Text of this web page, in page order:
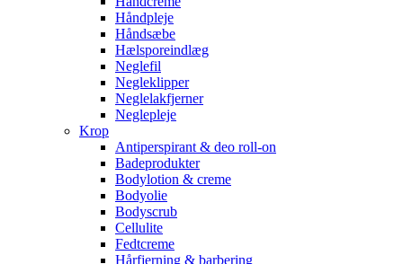
Håndpleje
Håndsæbe
Hælsporeindlæg
Neglefil
Negleklipper
Neglelakfjerner
Neglepleje
Krop
Antiperspirant & deo roll-on
Badeprodukter
Bodylotion & creme
Bodyolie
Bodyscrub
Cellulite
Fedtcreme
Hårfjerning & barbering